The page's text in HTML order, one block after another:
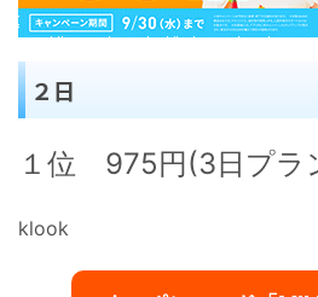
２日
１位 975円(3日プラ
klook